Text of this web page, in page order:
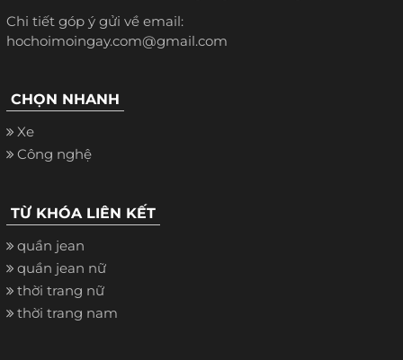
Chi tiết góp ý gửi về email:
hochoimoingay.com@gmail.com
CHỌN NHANH
Xe
Công nghệ
TỪ KHÓA LIÊN KẾT
quần jean
quần jean nữ
thời trang nữ
thời trang nam